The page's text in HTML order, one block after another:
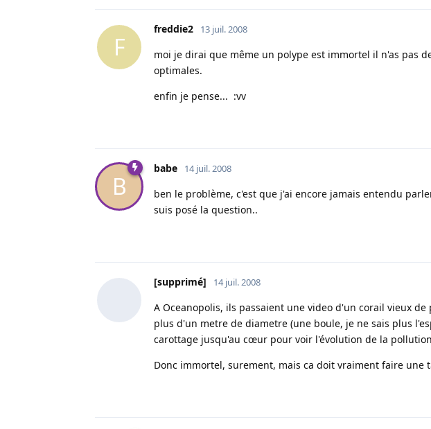
F
freddie2 13 juil. 2008
moi je dirai que même un polype est immortel il n'as pas
optimales.
enfin je pense... :vv
B
babe 14 juil. 2008
ben le problème, c'est que j'ai encore jamais entendu
suis posé la question..
[supprimé] 14 juil. 2008
A Oceanopolis, ils passaient une video d'un corail vieux
plus d'un metre de diametre (une boule, je ne sais plus
carottage jusqu'au cœur pour voir l'évolution de la
Donc immortel, surement, mais ca doit vraiment faire